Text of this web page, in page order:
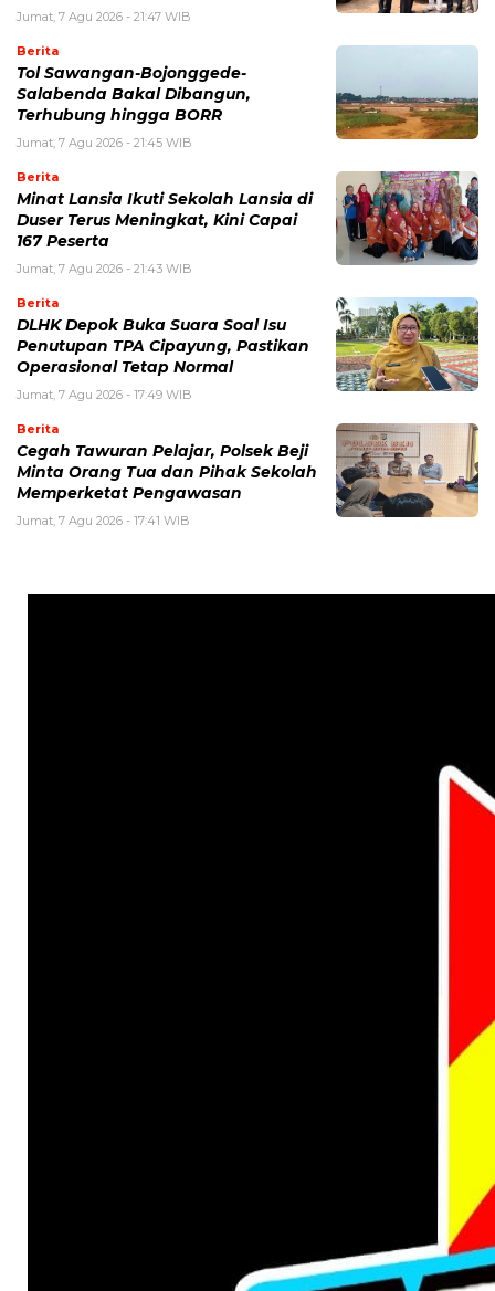
Jumat, 7 Agu 2026 - 21:47 WIB
Berita
Tol Sawangan-Bojonggede-
Salabenda Bakal Dibangun,
Terhubung hingga BORR
Jumat, 7 Agu 2026 - 21:45 WIB
Berita
Minat Lansia Ikuti Sekolah Lansia di
Duser Terus Meningkat, Kini Capai
167 Peserta
Jumat, 7 Agu 2026 - 21:43 WIB
Berita
DLHK Depok Buka Suara Soal Isu
Penutupan TPA Cipayung, Pastikan
Operasional Tetap Normal
Jumat, 7 Agu 2026 - 17:49 WIB
Berita
Cegah Tawuran Pelajar, Polsek Beji
Minta Orang Tua dan Pihak Sekolah
Memperketat Pengawasan
Jumat, 7 Agu 2026 - 17:41 WIB